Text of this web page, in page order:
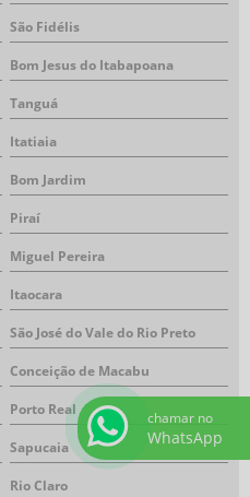
São Fidélis
Bom Jesus do Itabapoana
Tanguá
Itatiaia
Bom Jardim
Piraí
Miguel Pereira
Itaocara
São José do Vale do Rio Preto
Conceição de Macabu
Porto Real
Sapucaia
Rio Claro
chamar no
WhatsApp